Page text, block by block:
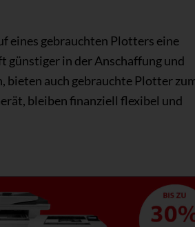
eines gebrauchten Plotters eine
günstiger in der Anschaffung und
bieten auch gebrauchte Plotter
bleiben finanziell flexibel und